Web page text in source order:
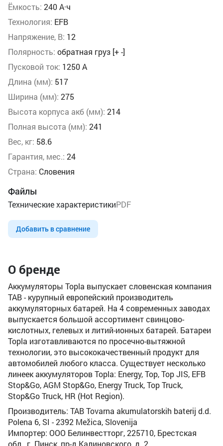
Ёмкость: 240 А·ч
Технология: EFB
Напряжение, В: 12
Полярность: обратная груз [+ -]
Пусковой ток: 1250 А
Длина (мм): 517
Ширина (мм): 275
Высота корпуса акб (мм): 214
Полная высота (мм): 241
Вес, кг: 58.6
Гарантия, мес.: 24
Страна: Словения
Файлы
Технические характеристикиPDF
Добавить в сравнение
О бренде
Аккумуляторы Topla выпускает словенская компания
TAB - курупный европейский производитель
аккумуляторных батарей. На 4 современных заводах
выпускается большой ассортимент свинцово-
кислотных, гелевых и литий-ионных батарей. Батареи
Topla изготавливаются по просечно-вытяжной
технологии, это высококачественный продукт для
автомобилей любого класса. Существует несколько
линеек аккумуляторов Topla: Energy, Top, Top JIS, EFB
Stop&Go, AGM Stop&Go, Energy Truck, Top Truck,
Stop&Go Truck, HR (Hot Region).
Производитель: TAB Tovarna akumulatorskih baterij d.d.
Polena 6, SI - 2392 Mežica, Slovenija
Импортер: ООО Белинвестторг, 225710, Брестская
обл., г. Пинск, пр-д Калиновского, д. 2.